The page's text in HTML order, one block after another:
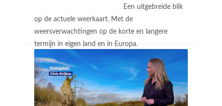
Een uitgebreide blik
op de actuele weerkaart. Met de
weersverwachtingen op de korte en langere
termijn in eigen land en in Europa.